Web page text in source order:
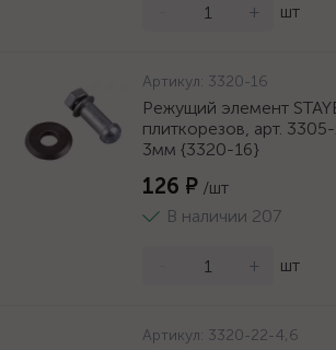
+ шт
Артикул: 3320-16
Режущий элемент
плиткорезов, арт.
3мм {3320-16}
126 ₽ /шт
В наличии 207
+ шт
Артикул: 3320-22-4,6